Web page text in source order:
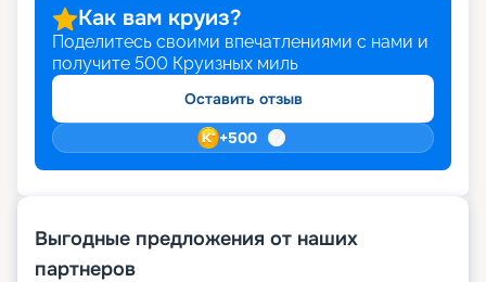
Как вам круиз?
Поделитесь своими впечатлениями с нами и
получите 500 Круизных миль
Оставить отзыв
+500
Выгодные предложения от наших
партнеров